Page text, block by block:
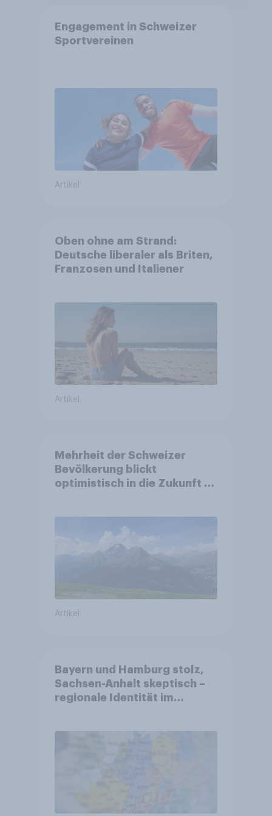
Engagement in Schweizer
Sportvereinen
Artikel
Oben ohne am Strand:
Deutsche liberaler als Briten,
Franzosen und Italiener
Artikel
Mehrheit der Schweizer
Bevölkerung blickt
optimistisch in die Zukunft –
Altersvorsorge
Artikel
Bayern und Hamburg stolz,
Sachsen-Anhalt skeptisch –
regionale Identität im